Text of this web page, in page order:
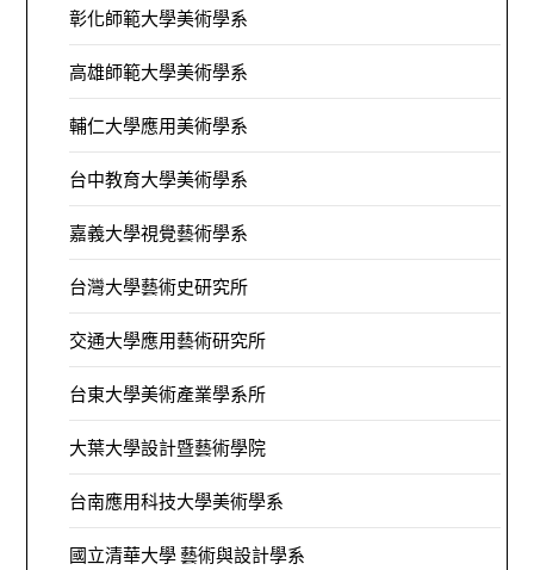
彰化師範大學美術學系
高雄師範大學美術學系
輔仁大學應用美術學系
台中教育大學美術學系
嘉義大學視覺藝術學系
台灣大學藝術史研究所
交通大學應用藝術研究所
台東大學美術產業學系所
大葉大學設計暨藝術學院
台南應用科技大學美術學系
國立清華大學 藝術與設計學系